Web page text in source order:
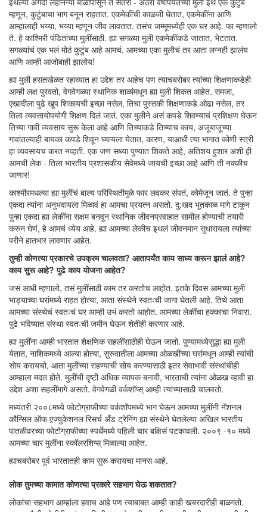
म्हणून, कुटुंबाचा भाग बनून राहतात. एकमेकींची काळजी घेतात, एकमेकींना आणि
आम्हालाही भय्या, भय्या म्हणून जीव लावतात. तसंच जम्मूमध्येही एक घर आहे. फा म्हणालो
ते. हे काश्मिरी पंडितांच्या मुलींसाठी. ह्या सगळ्या मुली एकमेकींकडे जातात, भेटतात.
सगळ्यांचं एक भलं मोठं कुटुंब आहे आमचं. आमच्या एका मुलीचं तर आता लग्नही झालंय
आणि आम्ही आजोबाही झालोय!
ह्या मुली हसतखेळत रहाव्यात हा उद्देश तर आहेच पण त्याचबरोबर त्यांच्या शिक्षणाकडेही
आम्ही लक्ष पुरवतो, वेगवेगळ्या स्थानिक शाळांमधून ह्या मुली शिकत आहेत. समजा,
एखादीला पुढे खूप शिकायची इच्छा नसेल, तिचा पुस्तकी शिक्षणाकडे ओढा नसेल, तर
तिला व्यवसायोपयोगी शिक्षण दिलं जातं. एका मुलीने असं कपडे शिवण्याचं प्रशिक्षण घेऊन
तिच्या गावी व्यवसाय सुरू केला आहे आणि तिच्याकडे तिच्याच काय, अजूबाजूच्या
गावांतल्याही बायका कपडे शिवून घ्यायला येतात, कारण, याआधी त्या भागात कोणी स्त्री
हा व्यवसायच करत नव्हती. एक जण सध्या पुण्यात शिकते आहे, अतिशय हुशार अशी ही
आमची लेक - तिला भारतीय प्रशासकीय सेवेमध्ये जायची इच्छा आहे आणि ती नक्कीच
जाणार!
काश्मीरमधल्या ह्या मुलींचं बाल्य परिस्थितीमुळे फार लवकर संपतं, कोमेजून जातं. ते पुन्हा
एकदा त्यांना अनुभवायला मिळावं हा आमचा प्रयत्न असतो. दु:खद भूतकाळ मागे टाकून
पुन्हा एकदा ह्या लेकींना सक्षम बनवून स्थानिक जीवनप्रवाहात सामील होण्याची तयारी
करुन घेणं, हे आमचं ध्येय आहे. ह्या आमच्या लेकीच इथलं जीवनमान सुधारायला त्यांच्या
परीने हातभार लावणार आहेत.
तुम्ही कोणत्या प्रकारचे उपक्रम चालवता? आतापर्यंत काय साध्य करून झालं आहे?
काय सुरू आहे? पुढे काय योजना आहेत?
जसं आधी म्हणालो, तसं मुलींसाठी काम तर करतोच आहोत. इतके दिवस आमच्या मुली
भाड्याच्या घरांमध्ये राहत होत्या, आता संस्थेने स्वतःची जागा घेतली आहे. तिथे आता
आमच्या संस्थेचं स्वतःचं घर आम्ही उभं करतो आहोत. आमच्या लेकींचा हक्काचा निवारा.
पुढे भविष्यात संस्था स्वतःची जमीन घेऊन शेतीही करणार आहे.
ह्या मुलींना आम्ही भारतात शैक्षणिक सहलींसाठीही घेऊन जातो. पुण्यामध्येसुद्धा ह्या मुली
येतात, नाशिकमध्ये आल्या होत्या, सुरुवातीला आमच्या ओळखींच्या घरांमधून आम्ही त्यांची
सोय करायचो, आता मुलींच्या राहण्याची सोय करण्यासाठी इतर सेवाभावी संस्थांचीही
आम्हाला मदत होते. मुलींची दृष्टी अधिक व्यापक बनावी, भारताची त्यांना ओळख व्हावी हा
उद्देश अशा सहलींमागे असतो. वेगवेगळी वर्कशॉप्स्‌ आम्ही त्यांच्यासाठी चालवतो.
मध्यंतरी २००८मध्ये फोटोग्राफीच्या वर्कशॉपमध्ये भाग घेऊन आमच्या मुलींनी नॅशनल
कौन्सिल ऑफ ए़ज्युकेशनल रिसर्च अँड ट्रेनिंग ह्या संस्थेने घेतलेल्या अखिल भारतीय
पातळीवरच्या फोटोग्राफीच्या स्पर्धेमध्ये पहिली चार बक्षिसं पटकावली. २००९ -१० मध्ये
आमच्या चार मुलींना स्कॉलरशिप्स्‌ मिळाल्या आहेत.
ह्याचबरोबर पूर्व भारतातही काम सुरू करायचा मानस आहे.
लोक तुमच्या कामात कोणत्या प्रकारे सहभाग घेऊ शकतात?
लोकांचा सहभाग आम्हांला हवाच आहे पण त्याबाबत आम्ही काही खबरदारीही बाळगतो.